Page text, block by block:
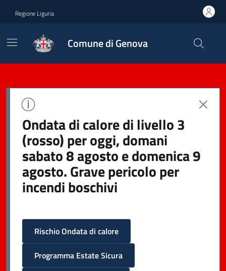
Regione Liguria
Comune di Genova
Ondata di calore di livello 3
(rosso) per oggi, domani
sabato 8 agosto e domenica 9
agosto. Grave pericolo per
incendi boschivi
Rischio Ondata di calore
Programma Estate Sicura